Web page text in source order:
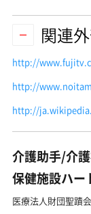
関連
http://
http://
http://
介護助手/介
保健施設ハー
医療法人財団聖蹟会